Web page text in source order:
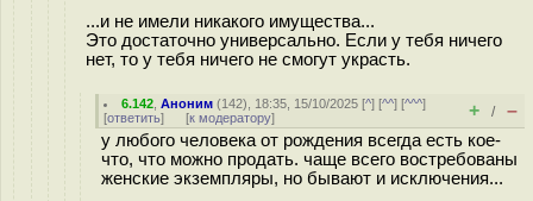
...и не имели никакого имущества...
Это достаточно универсально. Если у тебя ничего
нет, то у тебя ничего не смогут украсть.
6.142 ,Аноним (142), 18:35, 15/10/2025 [^] [^^] [^^^]
[ответить] [к модератору] + / –
у любого человека от рождения всегда есть кое-
что, что можно продать. чаще всего востребованы
женские экземпляры, но бывают и исключения...